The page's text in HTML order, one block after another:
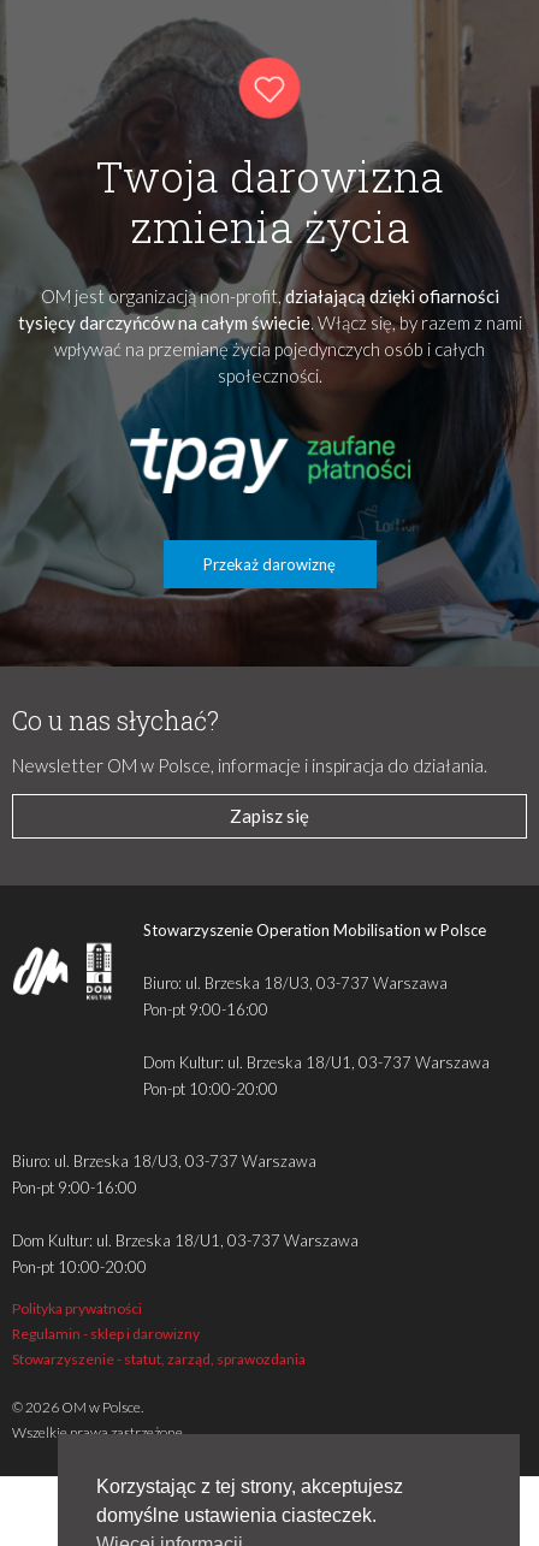
Twoja darowizna
zmienia życia
OM jest organizacją non-profit,działającą dzięki ofiarności
tysięcy darczyńców na całym świecie. Włącz się, by razem z nami
wpływać na przemianę życia pojedynczych osób i całych
społeczności.
Przekaż darowiznę
Co u nas słychać?
Newsletter OM w Polsce, informacje i inspiracja do działania.
Zapisz się
Stowarzyszenie Operation Mobilisation w Polsce
Biuro: ul. Brzeska 18/U3, 03-737 Warszawa
Pon-pt 9:00-16:00
Dom Kultur: ul. Brzeska 18/U1, 03-737 Warszawa
Pon-pt 10:00-20:00
Biuro: ul. Brzeska 18/U3, 03-737 Warszawa
Pon-pt 9:00-16:00
Dom Kultur: ul. Brzeska 18/U1, 03-737 Warszawa
Pon-pt 10:00-20:00
Polityka prywatności
Regulamin - sklep i darowizny
Stowarzyszenie - statut, zarząd, sprawozdania
© 2026 OM w Polsce.
Wszelkie prawa zastrzeżone
Korzystając z tej strony, akceptujesz
domyślne ustawienia ciasteczek.